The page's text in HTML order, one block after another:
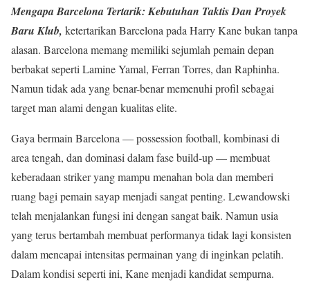
Mengapa Barcelona Tertarik: Kebutuhan Taktis Dan Proyek
Baru Klub, ketertarikan Barcelona pada Harry Kane bukan tanpa
alasan. Barcelona memang memiliki sejumlah pemain depan
berbakat seperti Lamine Yamal, Ferran Torres, dan Raphinha.
Namun tidak ada yang benar-benar memenuhi profil sebagai
target man alami dengan kualitas elite.
Gaya bermain Barcelona — possession football, kombinasi di
area tengah, dan dominasi dalam fase build-up — membuat
keberadaan striker yang mampu menahan bola dan memberi
ruang bagi pemain sayap menjadi sangat penting. Lewandowski
telah menjalankan fungsi ini dengan sangat baik. Namun usia
yang terus bertambah membuat performanya tidak lagi konsisten
dalam mencapai intensitas permainan yang di inginkan pelatih.
Dalam kondisi seperti ini, Kane menjadi kandidat sempurna.